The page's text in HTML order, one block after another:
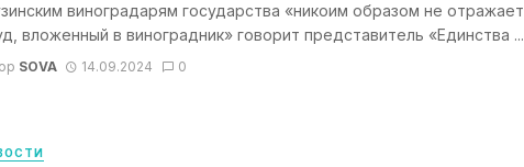
виноградарям государства «никоим образом не отражает
вложенный в виноградник» говорит представитель «Единства ...
SOVA 14.09.2024 0